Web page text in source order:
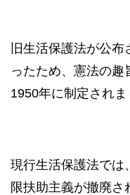
旧生活保護法が公
ったため、憲法の
1950年に制定されま
現行生活保護法では
限扶助主義が撤廃